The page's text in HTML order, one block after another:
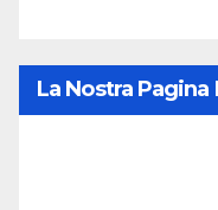
La Nostra Pagina